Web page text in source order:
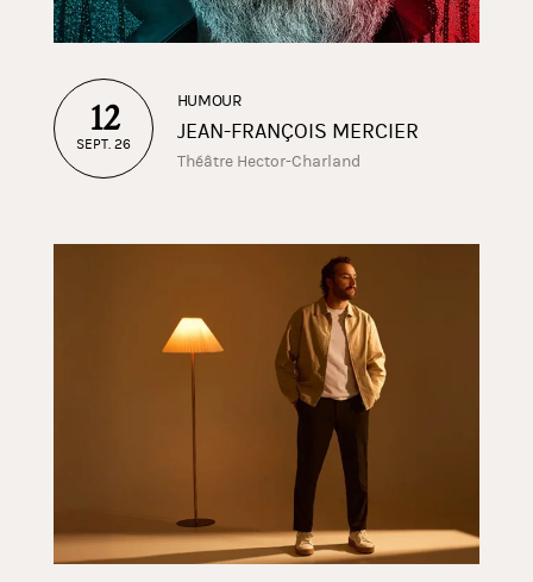
12
SEPT. 26
HUMOUR
JEAN-FRANÇOIS MERCIER
Théâtre Hector-Charland